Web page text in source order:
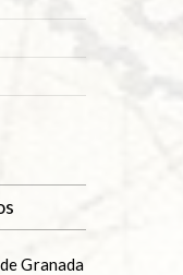
Granada